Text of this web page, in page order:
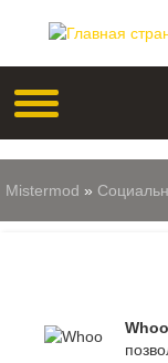
Mistermod »
Whoo